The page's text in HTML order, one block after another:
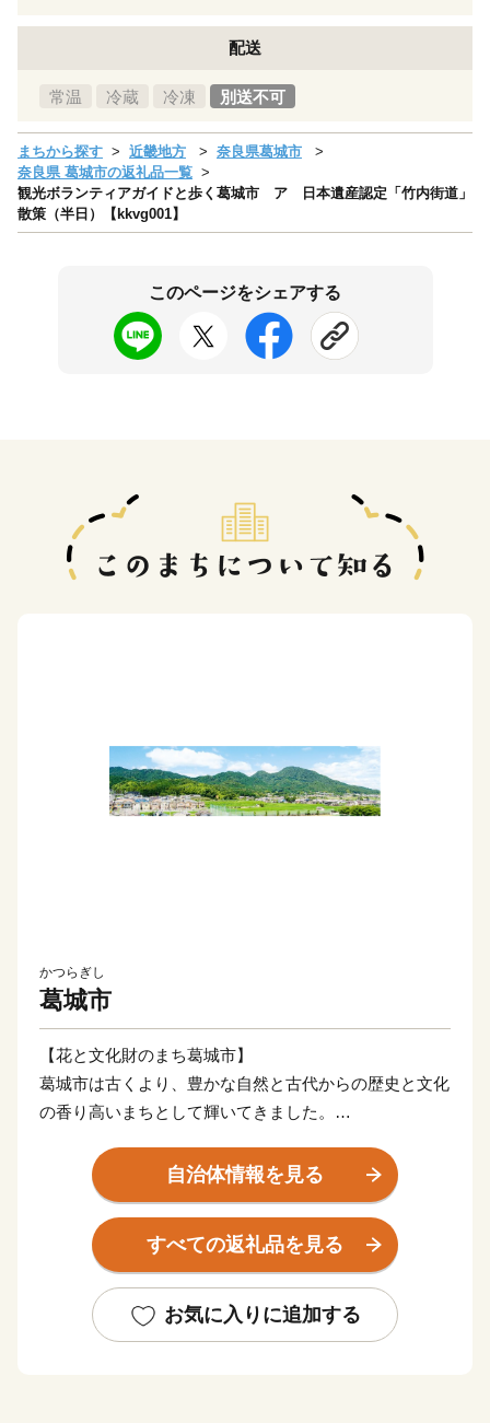
配送
常温 冷蔵 冷凍 別送不可
まちから探す 近畿地方
奈良県葛城市
奈良県 葛城市の返礼品一覧
観光ボランティアガイドと歩く葛城市 ア 日本遺産認定「竹内街道」
散策（半日）【kkvg001】
このページをシェアする
かつらぎし
葛城市
【花と文化財のまち葛城市】
葛城市は古くより、豊かな自然と古代からの歴史と文化
の香り高いまちとして輝いてきました。
下部写真説明
①～②當麻寺…境内には、国宝指定の本堂・東塔・西
多くの貴重な文化財を伝えています。
③笛吹神社…正式には「葛木坐火雷神社」といい、漫画
自治体情報を見る
すべての返礼品を見る
お気に入りに追加する